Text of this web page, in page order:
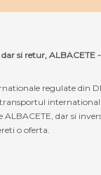
si retur, ALBACETE
regulate din
dar si
o oferta.